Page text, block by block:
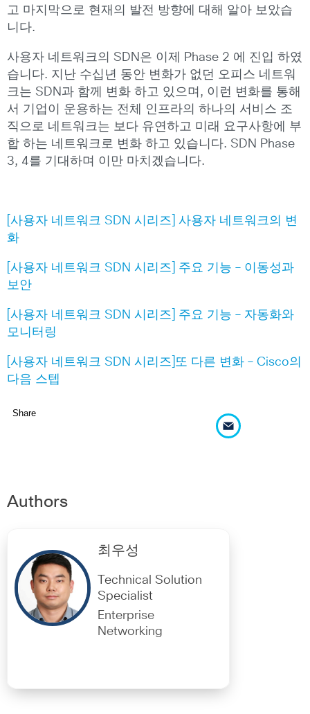
고 마지막으로 현재의 발전 방향에 대해 알아 보았습
니다.
사용자 네트워크의 SDN은 이제 Phase 2 에 진입 하였
습니다. 지난 수십년 동안 변화가 없던 오피스 네트워
크는 SDN과 함께 변화 하고 있으며, 이런 변화를 통해
서 기업이 운용하는 전체 인프라의 하나의 서비스 조
직으로 네트워크는 보다 유연하고 미래 요구사항에 부
합 하는 네트워크로 변화 하고 있습니다. SDN Phase
3, 4를 기대하며 이만 마치겠습니다.
[사용자 네트워크 SDN 시리즈] 사용자 네트워크의 변
화
[사용자 네트워크 SDN 시리즈] 주요 기능 – 이동성과
보안
[사용자 네트워크 SDN 시리즈] 주요 기능 – 자동화와
모니터링
[사용자 네트워크 SDN 시리즈]또 다른 변화 – Cisco의
다음 스텝
Share
Authors
최우성
Technical Solution
Specialist
Enterprise
Networking